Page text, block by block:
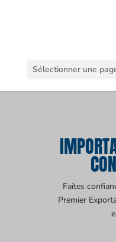
Sélectionner une
Faites
Premier